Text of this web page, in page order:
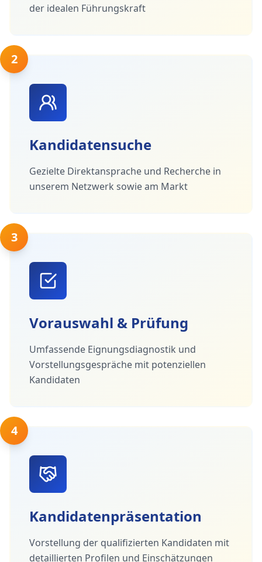
der idealen Führungskraft
2
Kandidatensuche
Gezielte Direktansprache und Recherche in
unserem Netzwerk sowie am Markt
3
Vorauswahl & Prüfung
Umfassende Eignungsdiagnostik und
Vorstellungsgespräche mit potenziellen
Kandidaten
4
Kandidatenpräsentation
Vorstellung der qualifizierten Kandidaten mit
detaillierten Profilen und Einschätzungen